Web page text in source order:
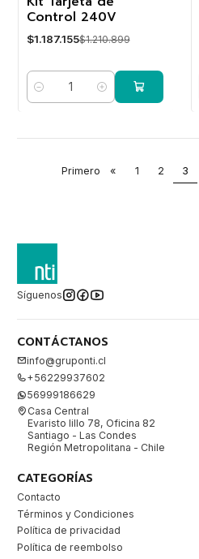
OFF
Control 240V
$1.187.155$1.210.899
Cantidad
Primero « 1 2 3
Síguenos
CONTÁCTANOS
info@gruponti.cl
+56229937602
56999186629
Casa Central
Evaristo lillo 78, Oficina 82
Santiago - Las Condes
Región Metropolitana - Chile
CATEGORÍAS
Contacto
Términos y Condiciones
Política de privacidad
Política de reembolso